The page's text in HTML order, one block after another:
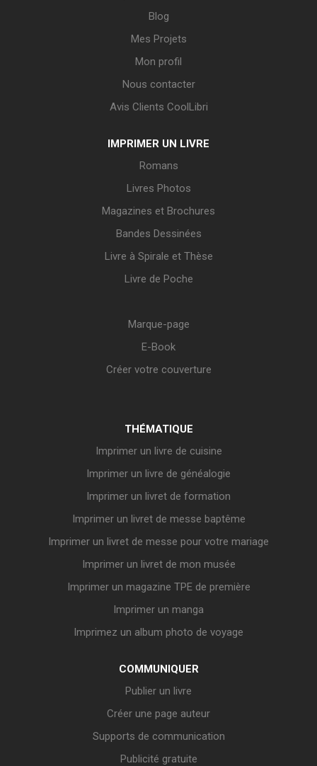
Blog
Mes Projets
Mon profil
Nous contacter
Avis Clients CoolLibri
IMPRIMER UN LIVRE
Romans
Livres Photos
Magazines et Brochures
Bandes Dessinées
Livre à Spirale et Thèse
Livre de Poche
Marque-page
E-Book
Créer votre couverture
THÉMATIQUE
Imprimer un livre de cuisine
Imprimer un livre de généalogie
Imprimer un livret de formation
Imprimer un livret de messe baptême
Imprimer un livret de messe pour votre mariage
Imprimer un livret de mon musée
Imprimer un magazine TPE de première
Imprimer un manga
Imprimez un album photo de voyage
COMMUNIQUER
Publier un livre
Créer une page auteur
Supports de communication
Publicité gratuite